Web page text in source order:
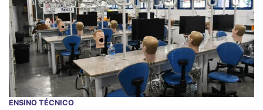
ENSINO TÉCNICO